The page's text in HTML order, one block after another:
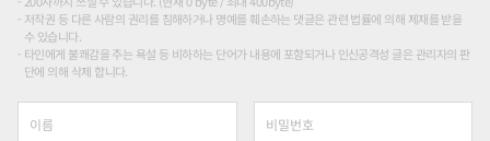
저작권 등 다른 사람의 권리를 침해하거나 명예를 훼손하는 댓글은 관련 법률에 의해 제재를 받을
수 있습니다.
타인에게 불쾌감을 주는 욕설 등 비하하는 단어가 내용에 포함되거나 인신공격성 글은 관리자의 판
단에 의해 삭제 합니다.